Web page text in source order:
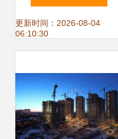
更新时间：2026-08-04
06:10:30